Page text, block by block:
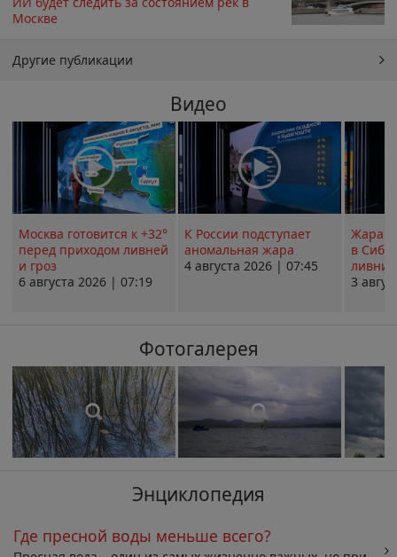
Москве
Другие публикации
Видео
Москва готовится к +32°
перед приходом ливней
и гроз
6 августа 2026 | 07:19
К России подступает
аномальная жара
4 августа 2026 | 07:45
Жара в
в
ливни
3
Фотогалерея
Энциклопедия
Где пресной воды меньше всего?